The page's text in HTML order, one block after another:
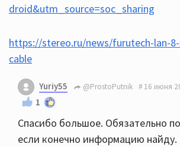
droid&utm_source=soc_sharing
https://stereo.ru/news/furutech-lan-
cable
Yuriy55 @ProstoPutnik 16 июня
1
Спасибо большое. Обязательно
если конечно информацию